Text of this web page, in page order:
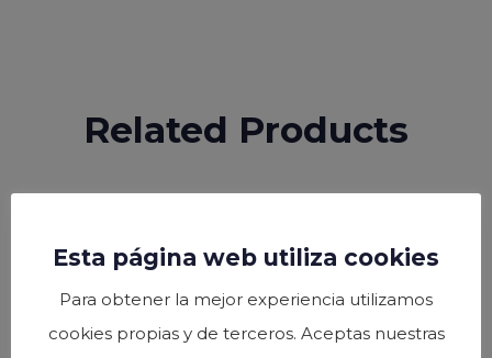
Related Products
Esta página web utiliza cookies
Para obtener la mejor experiencia utilizamos
cookies propias y de terceros. Aceptas nuestras